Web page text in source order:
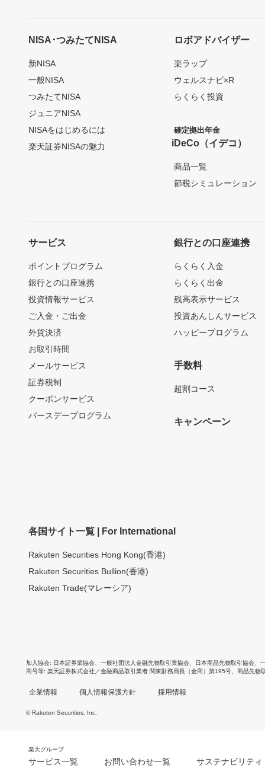
NISA･つみたてNISA
新NISA
一般NISA
つみたてNISA
ジュニアNISA
NISAをはじめるには
楽天証券NISAの魅力
ロボアドバイザー
楽ラップ
ウェルスナビ×R
らくらく投資
確定拠出年金
iDeCo（イデコ）
商品一覧
節税シミュレーション
サービス
ポイントプログラム
銀行との口座連携
投資情報サービス
ご入金・ご出金
外貨決済
お取引時間
メールサービス
証券税制
クーポンサービス
バースデープログラム
銀行との口座連携
らくらく入金
らくらく出金
残高表示サービス
投資あんしんサービス
ハッピープログラム
手数料
超割コース
キャンペーン
各国サイト一覧 | For International
Rakuten Securities Hong Kong(香港)
Rakuten Securities Bullion(香港)
Rakuten Trade(マレーシア)
加入協会 日本証券業協会 一般社団法人金融先物取引業協会 日本商品先物取引協会
商号等 楽天証券株式会社／金融商品取引業者 関東財務局長（金商）第195号、商品先物
企業情報 個人情報保護方針 採用情報
© Rakuten Securities, Inc.
楽天グループ
サービス一覧 お問い合わせ一覧 サステナビリティ